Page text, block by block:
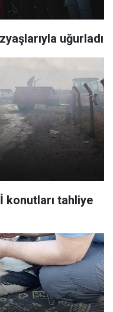
uğurladı
konutları tahliye